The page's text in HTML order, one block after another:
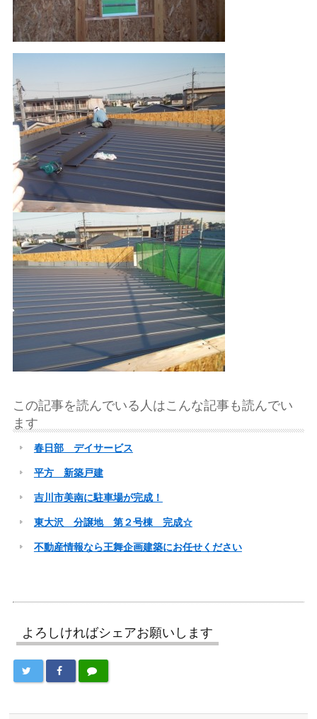
この記事を読んでいる人はこんな記事も読んでい
ます
春日部 デイサービス
平方 新築戸建
吉川市美南に駐車場が完成！
東大沢 分譲地 第２号棟 完成☆
不動産情報なら王舞企画建築にお任せください
よろしければシェアお願いします